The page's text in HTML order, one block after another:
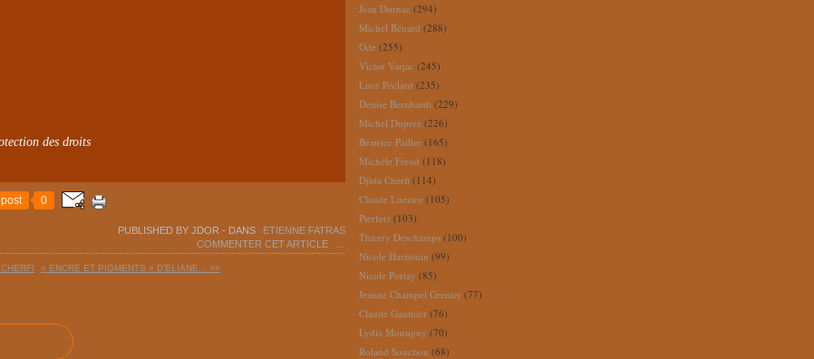
des droits
0
PUBLISHED BY JDOR - DANS
ETIENNE FATRAS
COMMENTER CET ARTICLE
« ENCRE ET PIGMENTS » D’ELIANE... >>
Jean Dornac (294)
Michel Bénard (288)
Ode (255)
Victor Varjac (245)
Luce Péclard (235)
Denise Bernhardt (229)
Michel Duprez (226)
Béatrice Pailler (165)
Michèle Freud (118)
Djida Cherfi (114)
Claude Luezior (105)
Pierfetz (103)
Thierry Deschamps (100)
Nicole Hardouin (99)
Nicole Portay (85)
Jeanne Champel Grenier (77)
Claude Gauthier (76)
Lydia Montigny (70)
Roland Souchon (68)